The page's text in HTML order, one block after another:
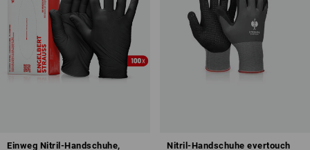
Einweg Nitril-Handschuhe,
Nitril-Handschuhe evertouch